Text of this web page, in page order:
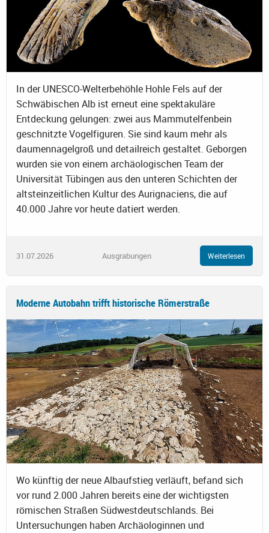
In der UNESCO-Welterbehöhle Hohle Fels auf der
Schwäbischen Alb ist erneut eine spektakuläre
Entdeckung gelungen: zwei aus Mammutelfenbein
geschnitzte Vogelfiguren. Sie sind kaum mehr als
daumennagelgroß und detailreich gestaltet. Geborgen
wurden sie von einem archäologischen Team der
Universität Tübingen aus den unteren Schichten der
altsteinzeitlichen Kultur des Aurignaciens, die auf
40.000 Jahre vor heute datiert werden.
31.07.2026 Ausgrabungen Weiterlesen
Moderne Autobahn trifft historische Römerstraße
Wo künftig der neue Albaufstieg verläuft, befand sich
vor rund 2.000 Jahren bereits eine der wichtigsten
römischen Straßen Südwestdeutschlands. Bei
Untersuchungen haben Archäologinnen und